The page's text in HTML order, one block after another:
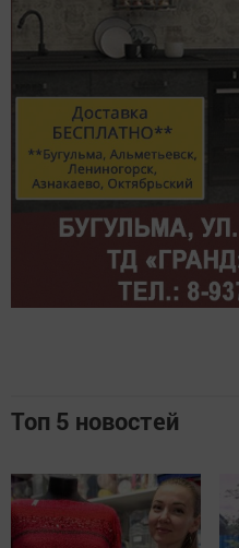
Топ 5 новостей